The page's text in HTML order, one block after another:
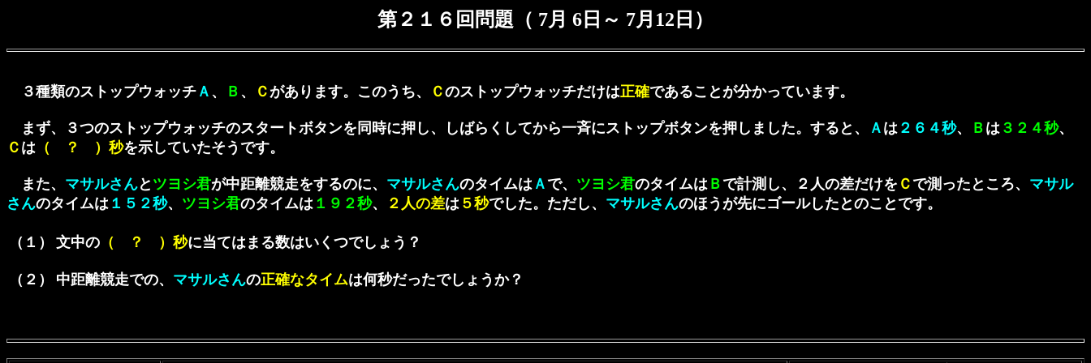
第２１６回問題（ 7月 6日～ 7月12日）
３種類のストップウォッチ Ａ 、 Ｂ 、 Ｃ があります。このうち、 Ｃのストップウォッチだけは正確であることが分かっています。
まず、３つのストップウォッチのスタートボタンを同時に押し、しばらくしてから一斉にストップボタンを押しました。すると、 Ａ は ２６４秒、 Ｂ は ３２４秒、
Ｃ は （ ？ ）秒を示していたそうです。
また、 マサルさんと ツヨシ君が中距離競走をするのに、 マサルさんのタイムは Ａ で、 ツヨシ君のタイムは Ｂ で計測し、２人の差だけを Ｃ で測ったところ、 マサル
さんのタイムは １５２秒、 ツヨシ君のタイムは １９２秒、 ２人の差は ５秒でした。ただし、 マサルさんのほうが先にゴールしたとのことです。
（１） 文中の （ ？ ）秒に当てはまる数はいくつでしょう？
（２） 中距離競走での、 マサルさんの正確なタイムは何秒だったでしょうか？